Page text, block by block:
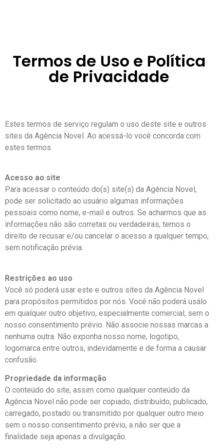
Termos de Uso e Política
de Privacidade
Estes termos de serviço regulam o uso deste site e outros
sites da Agência Novel. Ao acessá-lo você concorda com
estes termos.
Acesso ao site
Para acessar o conteúdo do(s) site(s) da Agência Novel,
pode ser solicitado ao usuário algumas informações
pessoais como nome, e-mail e outros. Se acharmos que as
informações não são corretas ou verdadeiras, temos o
direito de recusar e/ou cancelar o acesso a qualquer tempo,
sem notificação prévia.
Restrições ao uso
Você só poderá usar este e outros sites da Agência Novel
para propósitos permitidos por nós. Você não poderá usálo
em qualquer outro objetivo, especialmente comercial, sem o
nosso consentimento prévio. Não associe nossas marcas a
nenhuma outra. Não exponha nosso nome, logotipo,
logomarca entre outros, indevidamente e de forma a causar
confusão.
Propriedade da informação
O conteúdo do site, assim como qualquer conteúdo da
Agência Novel não pode ser copiado, distribuído, publicado,
carregado, postado ou transmitido por qualquer outro meio
sem o nosso consentimento prévio, a não ser que a
finalidade seja apenas a divulgação.